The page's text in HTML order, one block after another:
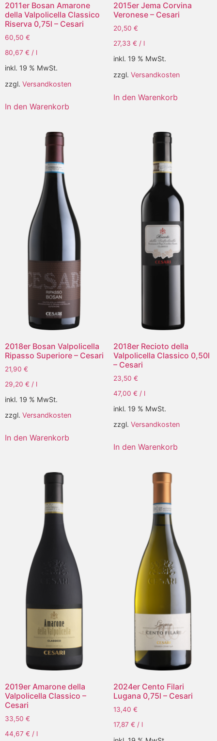
2011er Bosan Amarone
della Valpolicella Classico
Riserva 0,75l – Cesari
60,50 €
80,67 € / l
inkl. 19 % MwSt.
zzgl. Versandkosten
In den Warenkorb
2015er Jema Corvina
Veronese – Cesari
20,50 €
27,33 € / l
inkl. 19 % MwSt.
zzgl. Versandkosten
In den Warenkorb
2018er Bosan Valpolicella
Ripasso Superiore – Cesari
21,90 €
29,20 € / l
inkl. 19 % MwSt.
zzgl. Versandkosten
In den Warenkorb
2018er Recioto della
Valpolicella Classico 0,50l
– Cesari
23,50 €
47,00 € / l
inkl. 19 % MwSt.
zzgl. Versandkosten
In den Warenkorb
2019er Amarone della
Valpolicella Classico –
Cesari
33,50 €
44,67 € / l
2024er Cento Filari
Lugana 0,75l – Cesari
13,40 €
17,87 € / l